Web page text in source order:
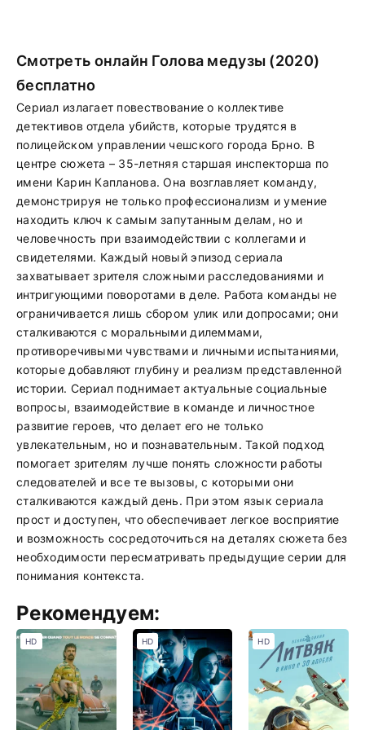
Смотреть онлайн Голова медузы (2020)
бесплатно
Сериал излагает повествование о коллективе
детективов отдела убийств, которые трудятся в
полицейском управлении чешского города Брно. В
центре сюжета – 35-летняя старшая инспекторша по
имени Карин Капланова. Она возглавляет команду,
демонстрируя не только профессионализм и умение
находить ключ к самым запутанным делам, но и
человечность при взаимодействии с коллегами и
свидетелями. Каждый новый эпизод сериала
захватывает зрителя сложными расследованиями и
интригующими поворотами в деле. Работа команды не
ограничивается лишь сбором улик или допросами; они
сталкиваются с моральными дилеммами,
противоречивыми чувствами и личными испытаниями,
которые добавляют глубину и реализм представленной
истории. Сериал поднимает актуальные социальные
вопросы, взаимодействие в команде и личностное
развитие героев, что делает его не только
увлекательным, но и познавательным. Такой подход
помогает зрителям лучше понять сложности работы
следователей и все те вызовы, с которыми они
сталкиваются каждый день. При этом язык сериала
прост и доступен, что обеспечивает легкое восприятие
и возможность сосредоточиться на деталях сюжета без
необходимости пересматривать предыдущие серии для
понимания контекста.
Рекомендуем:
HD HD HD